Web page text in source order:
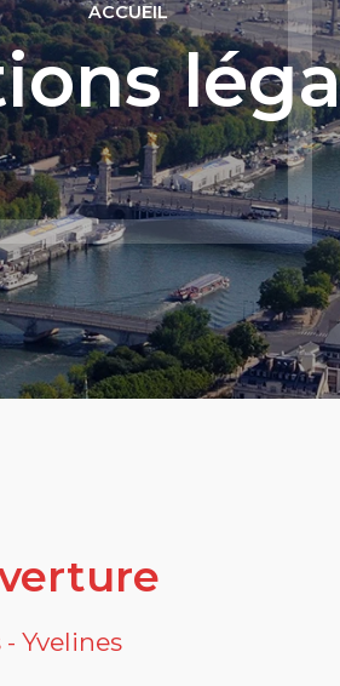
ACCUEIL
Yvelines